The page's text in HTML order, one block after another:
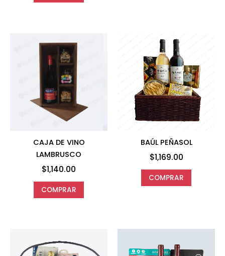
CAJA DE VINO
LAMBRUSCO
$1,140.00
COMPRAR
BAÚL PEÑASOL
$1,169.00
COMPRAR